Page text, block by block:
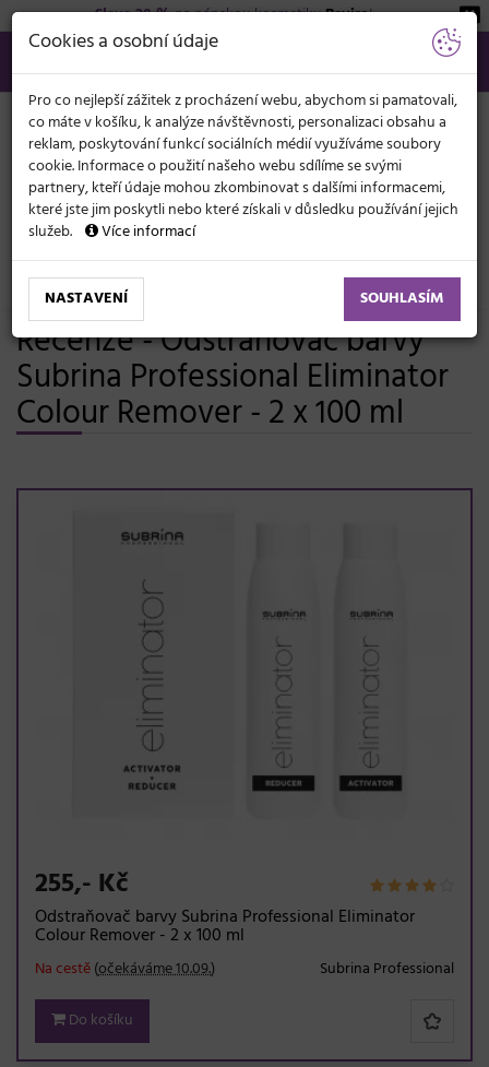
Sleva 20 %na pánskou kosmetikuBeviro!
566 440 099
info@svetkadernictvi.cz
Po−pá: 8−17
Vše o nákupu Kč
KATEGORIE
MENU
Vlasová kosmetika Barvy, melíry, přelivy
Přelivy
Subrina Demi Permanent 60 ml
Odstraňovač barvy Subrina Professional Eliminator Colour Remover - 2 x 100 ml
Recenze - Odstraňovač barvy
Subrina Professional Eliminator
Colour Remover - 2 x 100 ml
255,- Kč
Odstraňovač barvy Subrina Professional Eliminator
Colour Remover - 2 x 100 ml
Subrina Professional
Na cestě(očekáváme 10.09.)
Do košíku
Cookies a osobní údaje
Pro co nejlepší zážitek z procházení webu, abychom si pamatovali,
co máte v košíku, k analýze návštěvnosti, personalizaci obsahu a
reklam, poskytování funkcí sociálních médií využíváme soubory
cookie. Informace o použití našeho webu sdílíme se svými
partnery, kteří údaje mohou zkombinovat s dalšími informacemi,
které jste jim poskytli nebo které získali v důsledku používání jejich
služeb.
Více informací
NASTAVENÍ SOUHLASÍM